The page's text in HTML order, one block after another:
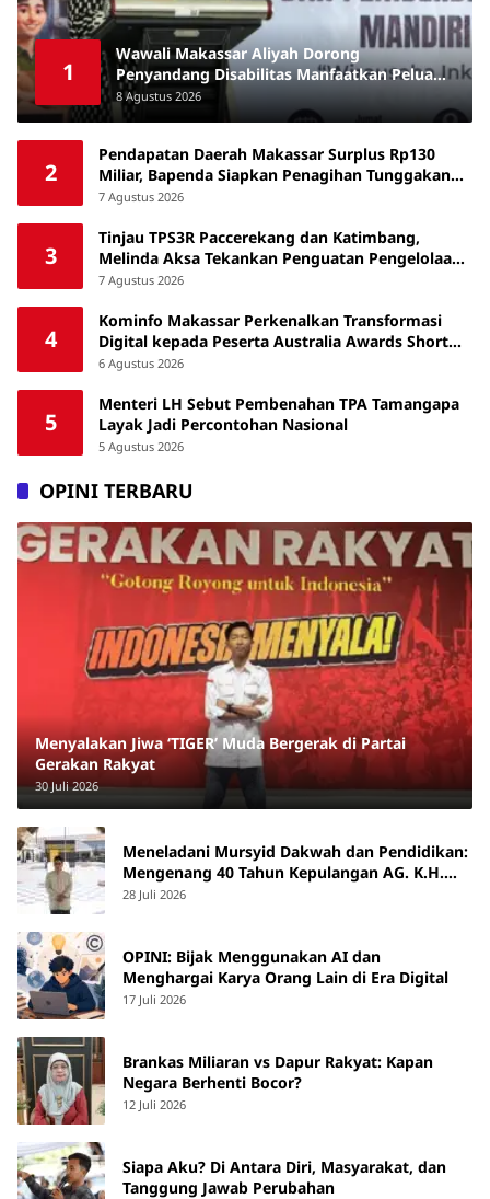
1
Wawali Makassar Aliyah Dorong
Penyandang Disabilitas Manfaatkan Peluang
Kewirausahaan
8 Agustus 2026
2
Pendapatan Daerah Makassar Surplus Rp130
Miliar, Bapenda Siapkan Penagihan Tunggakan
Pajak
7 Agustus 2026
3
Tinjau TPS3R Paccerekang dan Katimbang,
Melinda Aksa Tekankan Penguatan Pengelolaan
Sampah dari Sumber
7 Agustus 2026
4
Kominfo Makassar Perkenalkan Transformasi
Digital kepada Peserta Australia Awards Short
Course
6 Agustus 2026
5
Menteri LH Sebut Pembenahan TPA Tamangapa
Layak Jadi Percontohan Nasional
5 Agustus 2026
OPINI TERBARU
Menyalakan Jiwa ‘TIGER’ Muda Bergerak di Partai
Gerakan Rakyat
30 Juli 2026
Meneladani Mursyid Dakwah dan Pendidikan:
Mengenang 40 Tahun Kepulangan AG. K.H.
Yunus Martan
28 Juli 2026
OPINI: Bijak Menggunakan AI dan
Menghargai Karya Orang Lain di Era Digital
17 Juli 2026
Brankas Miliaran vs Dapur Rakyat: Kapan
Negara Berhenti Bocor?
12 Juli 2026
Siapa Aku? Di Antara Diri, Masyarakat, dan
Tanggung Jawab Perubahan